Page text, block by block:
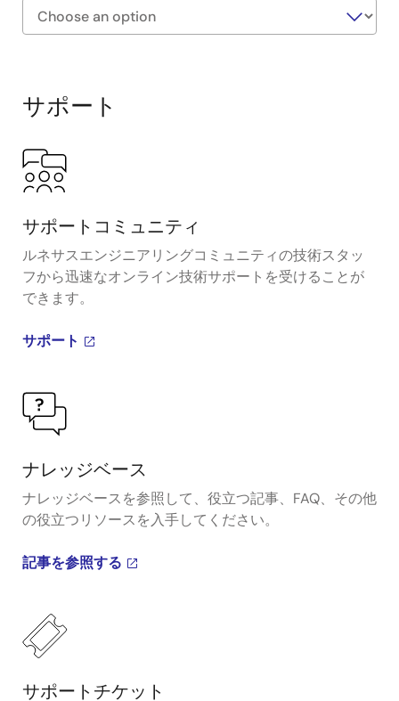
Diagram
サポート
サポートコミュニティ
ルネサスエンジニアリングコミュニティの技術スタッ
フから迅速なオンライン技術サポートを受けることが
できます。
サポート
ナレッジベース
ナレッジベースを参照して、役立つ記事、FAQ、その他
の役立つリソースを入手してください。
記事を参照する
サポートチケット